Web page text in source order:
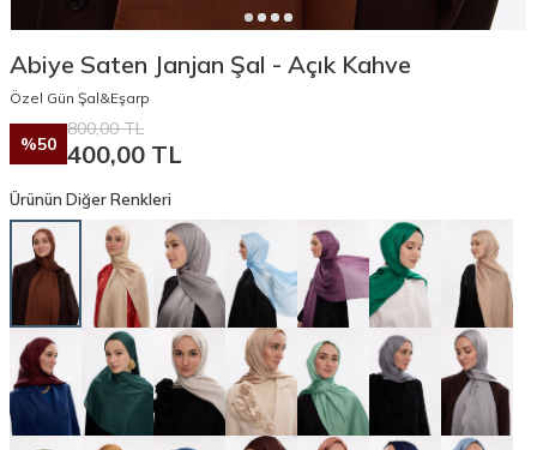
Abiye Saten Janjan Şal - Açık Kahve
Özel Gün Şal&Eşarp
%50
800,00TL
400,00 TL
Ürünün Diğer Renkleri